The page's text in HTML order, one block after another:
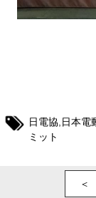
日電協 日本電
ミット
＜